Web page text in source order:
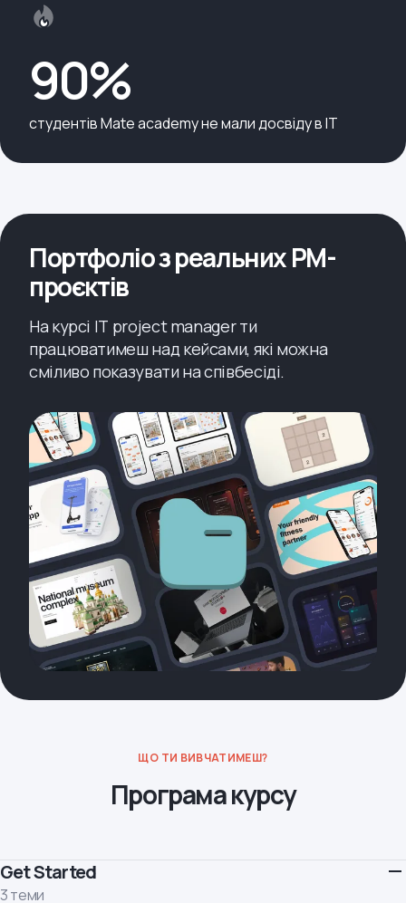
90%
студентів Mate academy не мали досвіду в IT
Портфоліо з реальних PM-
проєктів
На курсі ІТ project manager ти
працюватимеш над кейсами, які можна
сміливо показувати на співбесіді.
ЩО ТИ ВИВЧАТИМЕШ?
Програма курсу
Get Started
3 теми